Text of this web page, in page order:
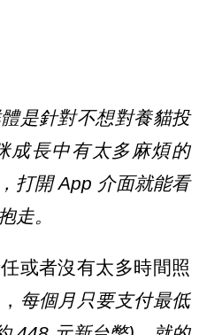
是針對不想對養貓投
成長中有太多麻煩的
打開 App 介面就能看
走。
或者沒有太多時間照
每個月只要支付最低